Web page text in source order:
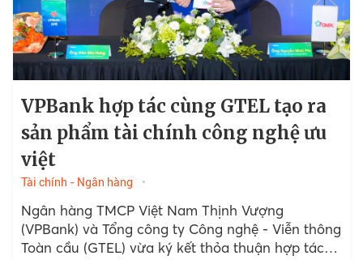
VPBank hợp tác cùng GTEL tạo ra
sản phẩm tài chính công nghệ ưu
việt
Tài chính - Ngân hàng
Ngân hàng TMCP Việt Nam Thịnh Vượng
(VPBank) và Tổng công ty Công nghệ - Viễn thông
Toàn cầu (GTEL) vừa ký kết thỏa thuận hợp tác